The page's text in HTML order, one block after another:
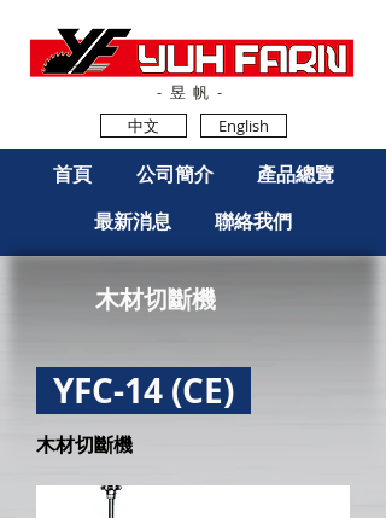
-昱帆-
中文
English
首頁 公司簡介
產品總覽
最新消息
聯絡我們
木材切斷機
YFC-14 (CE)
木材切斷機